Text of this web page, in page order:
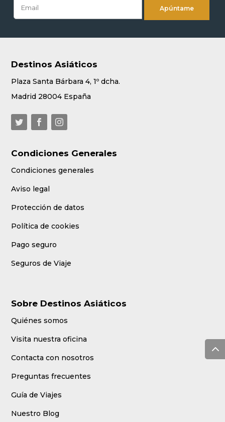
Destinos Asiáticos
Plaza Santa Bárbara 4, 1º dcha.
Madrid 28004 España
Condiciones Generales
Condiciones generales
Aviso legal
Protección de datos
Política de cookies
Pago seguro
Seguros de Viaje
Sobre Destinos Asiáticos
Quiénes somos
Visita nuestra oficina
Contacta con nosotros
Preguntas frecuentes
Guía de Viajes
Nuestro Blog